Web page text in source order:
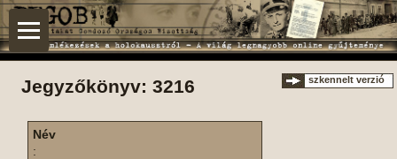
Jegyzőkönyv: 3216 szkennelt verzió
Név
: